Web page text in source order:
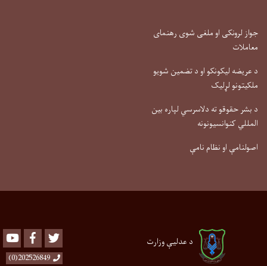
جواز لرونکی او ملغی شوی رهنمای
معاملات
د عریضه لیکونکو او د تضمین شویو
ملکیتونو لړلیک
د بشر حقوقو ته دلاسرسي لپاره بین
المللي کنوانسیونونه
اصولنامې او نظام نامې
د عدلیې وزارت Youtube Facebook
202526849(0)